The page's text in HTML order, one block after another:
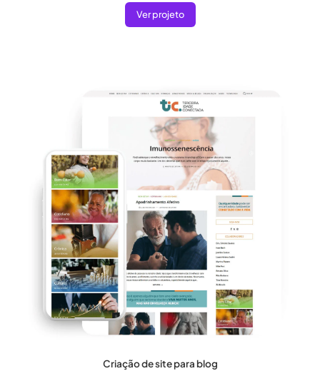
Ver projeto
Criação de site para blog